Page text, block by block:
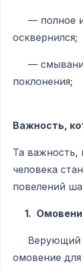
— полное
осквернился;
— смывание
поклонения;
Важность,
Та важность,
человека
повелений
1.
Верующий
омовение